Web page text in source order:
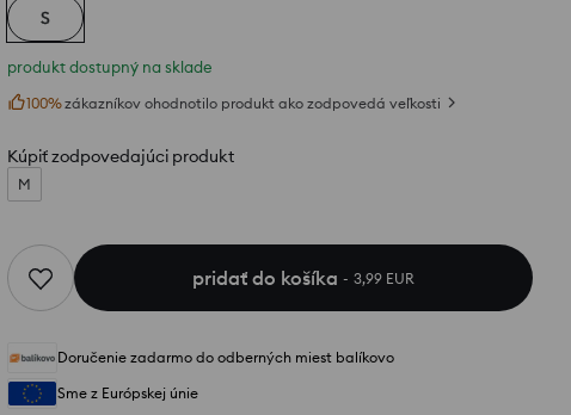
S
produkt dostupný na sklade
100%zákazníkov ohodnotilo produkt ako zodpovedá veľkosti
Kúpiť zodpovedajúci produkt
M
pridať do košíka 3,99 EUR
Doručenie zadarmo do odberných miest balíkovo
Sme z Európskej únie